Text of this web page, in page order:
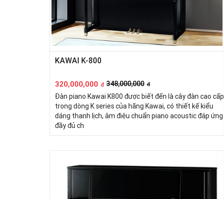
KAWAI K-800
320,000,000 đ 348,000,000 đ
Đàn piano Kawai K800 được biết đến là cây đàn cao cấp
trong dòng K series của hãng Kawai, có thiết kế kiểu
dáng thanh lịch, âm điệu chuẩn piano acoustic đáp ứng
đầy đủ ch